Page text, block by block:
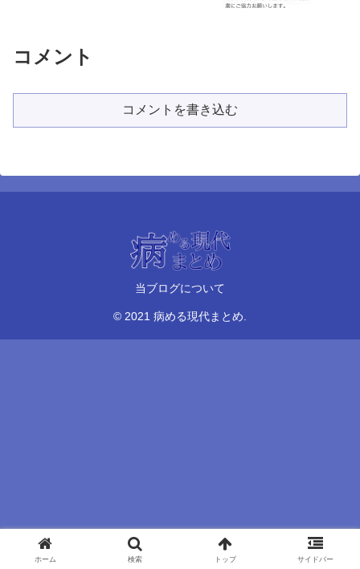
コメント
コメントを書き込む
当ブログについて
© 2021 病める現代まとめ.
ホーム 検索 トップ サイドバー